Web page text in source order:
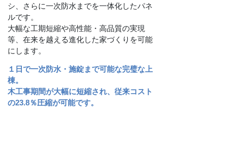
シ、さらに一次防水までを一体化したパネ
ルです。
大幅な工期短縮や高性能・高品質の実現
等、在来を越える進化した家づくりを可能
にします。
１日で一次防水・施錠まで可能な完璧な上
棟。
木工事期間が大幅に短縮され、従来コスト
の23.8％圧縮が可能です。